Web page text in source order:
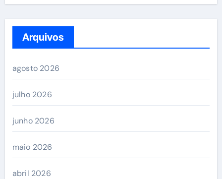
Arquivos
agosto 2026
julho 2026
junho 2026
maio 2026
abril 2026